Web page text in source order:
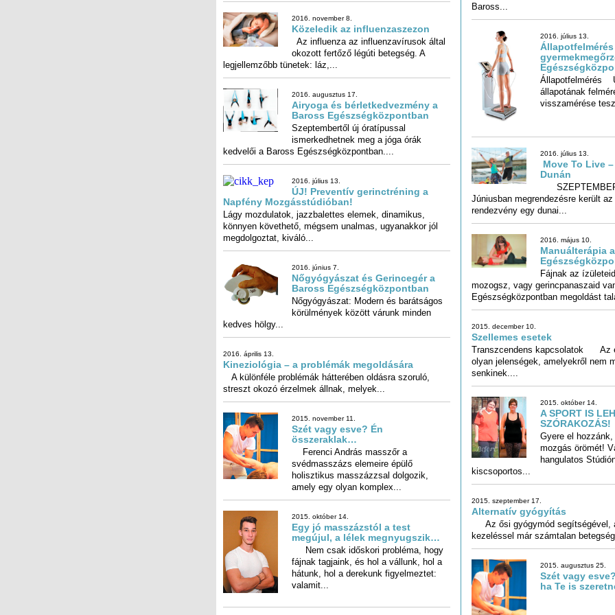
2016. november 8.
Közeledik az influenzaszezon
Az influenza az influenzavírusok által
okozott fertőző légúti betegség. A
legjellemzőbb tünetek: láz,...
2016. augusztus 17.
Airyoga és bérletkedvezmény a
Baross Egészségközpontban
Szeptembertől új óratípussal
ismerkedhetnek meg a jóga órák
kedvelői a Baross Egészségközpontban....
2016. július 13.
ÚJ! Preventív gerinctréning a
Napfény Mozgásstúdióban!
Lágy mozdulatok, jazzbalettes elemek, dinamikus,
könnyen követhető, mégsem unalmas, ugyanakkor jól
megdolgoztat, kiváló...
2016. június 7.
Nőgyógyászat és Gerincegér a
Baross Egészségközpontban
Nőgyógyászat: Modern és barátságos
körülmények között várunk minden
kedves hölgy...
2016. április 13.
Kineziológia – a problémák megoldására
A különféle problémák hátterében oldásra szoruló,
streszt okozó érzelmek állnak, melyek...
2015. november 11.
Szét vagy esve? Én
összeraklak…
Ferenci András masszőr a
svédmasszázs elemeire épülő
holisztikus masszázzsal dolgozik,
amely egy olyan komplex...
2015. október 14.
Egy jó masszázstól a test
megújul, a lélek megnyugszik…
Nem csak időskori probléma, hogy
fájnak tagjaink, és hol a vállunk, hol a
hátunk, hol a derekunk figyelmeztet:
valamit...
Baross...
2016. július 13.
Állapotfelmérés
állapotának felmérése
visszamérése
2016. július 13.
Move To Live
Dunán
Júniusban megrendezésre
rendezvény egy dunai...
2016. május 10.
Manuálterápia
Fájnak az
mozogsz, vagy
Egészségközpontban megoldást
2015. december 10.
Szellemes esetek
Transzcendens kapcsolatok Az
olyan jelenségek, amelyekről
senkinek....
2015. október 14.
A SPORT IS
SZÓRAKOZÁS!
Gyere el
mozgás örömét!
hangulatos
kiscsoportos...
2015. szeptember 17.
Alternatív gyógyítás
Az ősi gyógymód segítségével,
kezeléssel már számtalan
2015. augusztus 25.
Szét vagy
ha Te is